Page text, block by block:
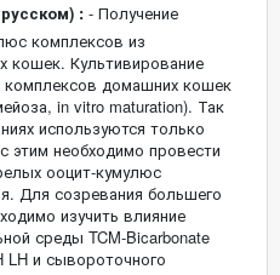
: - Получение
комплексов из
кошек. Культивирование
домашних кошек
in vitro maturation). Так
используются только
этим необходимо провести
ооцит-кумулюс
Для созревания большего
изучить влияние
среды TCM-Bicarbonate
LH и сывороточного